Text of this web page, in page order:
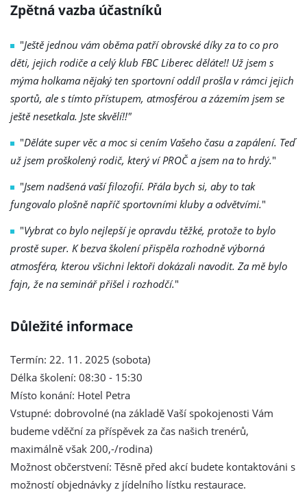
Zpětná vazba účastníků
"Ještě jednou vám oběma patří obrovské díky za to co pro
děti, jejich rodiče a celý klub FBC Liberec děláte!! Už jsem s
mýma holkama nějaký ten sportovní oddíl prošla v rámci jejich
sportů, ale s tímto přístupem, atmosférou a zázemím jsem se
ještě nesetkala. Jste skvělí!!"
"Děláte super věc a moc si cením Vašeho času a zapálení. Teď
už jsem proškolený rodič, který ví PROČ a jsem na to hrdý."
"Jsem nadšená vaší filozofií. Přála bych si, aby to tak
fungovalo plošně napříč sportovními kluby a odvětvími."
"Vybrat co bylo nejlepší je opravdu těžké, protože to bylo
prostě super. K bezva školení přispěla rozhodně výborná
atmosféra, kterou všichni lektoři dokázali navodit. Za mě bylo
fajn, že na seminář přišel i rozhodčí."
Důležité informace
Termín: 22. 11. 2025 (sobota)
Délka školení: 08:30 - 15:30
Místo konání: Hotel Petra
Vstupné: dobrovolné (na základě Vaší spokojenosti Vám
budeme vděční za příspěvek za čas našich trenérů,
maximálně však 200,-/rodina)
Možnost občerstvení: Těsně před akcí budete kontaktováni s
možností objednávky z jídelního lístku restaurace.